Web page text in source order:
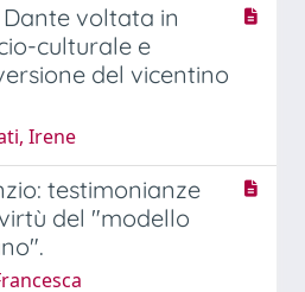
voltata in
culturale e
del vicentino
Irene
testimonianze
del "modello